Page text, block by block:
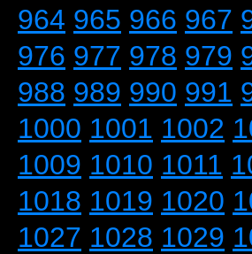
964 965 966 967
976 977 978 979
988 989 990 991
1000 1001 1002
1009 1010 1011
1018 1019 1020
1027 1028 1029